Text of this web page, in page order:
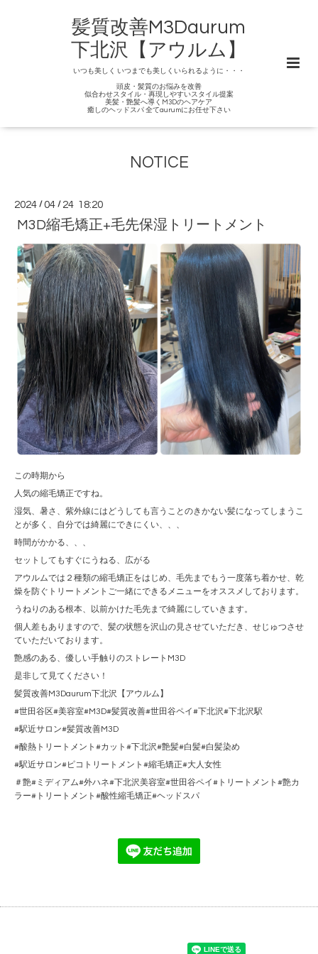
髪質改善M3Daurum
下北沢【アウルム】
いつも美しく いつまでも美しくいられるように・・・
頭皮・髪質のお悩みを改善
似合わせスタイル・再現しやすいスタイル提案
美髪・艶髪へ導くM3Dのヘアケア
癒しのヘッドスパ 全てaurumにお任せ下さい
NOTICE
2024 /04 / 24 18:20
M3D縮毛矯正+毛先保湿トリートメント
この時期から
人気の縮毛矯正ですね。
湿気、暑さ、紫外線にはどうしても言うことのきかない髪になってしまうこ
とが多く、自分では綺麗にできにくい、、、
時間がかかる、、、
セットしてもすぐにうねる、広がる
アウルムでは２種類の縮毛矯正をはじめ、毛先までもう一度落ち着かせ、乾
燥を防ぐトリートメントご一緒にできるメニューをオススメしております。
うねりのある根本、以前かけた毛先まで綺麗にしていきます。
個人差もありますので、髪の状態を沢山の見させていただき、せじゅつさせ
ていただいております。
艶感のある、優しい手触りのストレートM3D
是非して見てください！
髪質改善M3Daurum下北沢【アウルム】
#世田谷区#美容室#M3D#髪質改善#世田谷ペイ#下北沢#下北沢駅
#駅近サロン#髪質改善M3D
#酸熱トリートメント#カット#下北沢#艶髪#白髪#白髪染め
#駅近サロン#ピコトリートメント#縮毛矯正#大人女性
＃艶#ミディアム#外ハネ#下北沢美容室#世田谷ペイ#トリートメント#艶カ
ラー#トリートメント#酸性縮毛矯正#ヘッドスパ